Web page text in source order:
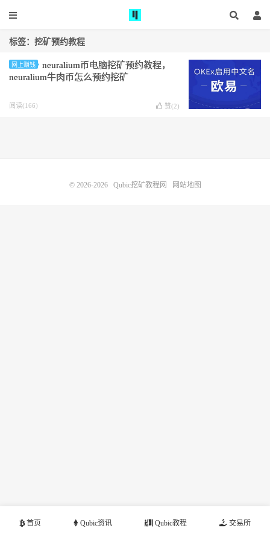
标签：挖矿预约教程
网上赚钱
neuralium币电脑挖矿预约教程，
neuralium牛肉币怎么预约挖矿
阅读(166) 赞(2)
首页 Qubic资讯 Qubic教程 交易所
© 2026-2026 Qubic挖矿教程网 网站地图